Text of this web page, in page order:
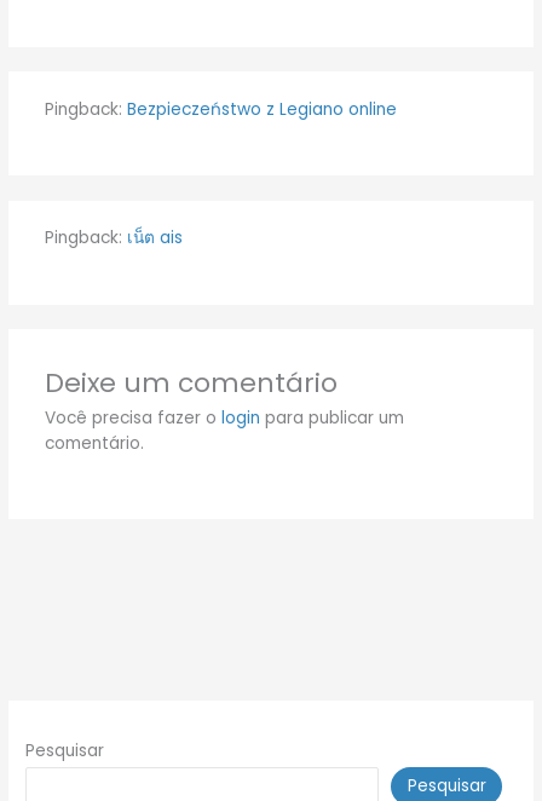
Pingback: Bezpieczeństwo z Legiano online
Pingback: เน็ต ais
Deixe um comentário
Você precisa fazer o login para publicar um
comentário.
Pesquisar
Pesquisar